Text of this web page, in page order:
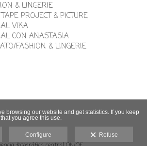
& LINGERIE
PROJECT & PICTURE
VIKA
CON ANASTASIA
FASHION & LINGERIE
browsing our website and get statistics. If you keep
you agree this use.
Configure Refuse